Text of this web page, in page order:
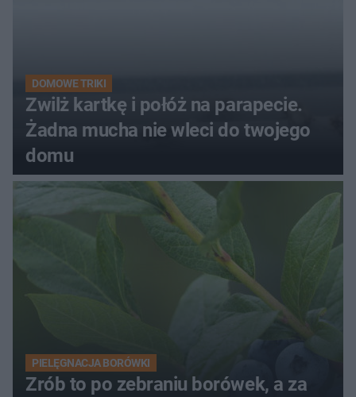
DOMOWE TRIKI
Zwilż kartkę i połóż na parapecie.
Żadna mucha nie wleci do twojego
domu
PIELĘGNACJA BORÓWKI
Zrób to po zebraniu borówek, a za